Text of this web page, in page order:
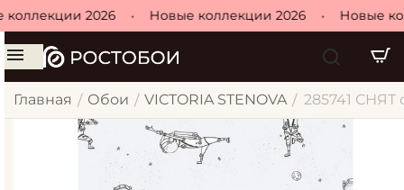
2026 Новые коллекции 2026 Новые
Главная / Обои / VICTORIA STENOVA / 285741 СНЯТ